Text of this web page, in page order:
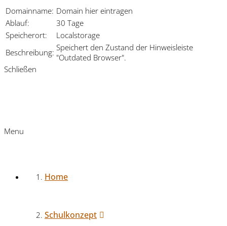
Domainname: Domain hier eintragen
Ablauf:
30 Tage
Speicherort:
Localstorage
Beschreibung: Speichert den Zustand der Hinweisleiste
"Outdated Browser".
Schließen
Menu
Home
Schulkonzept